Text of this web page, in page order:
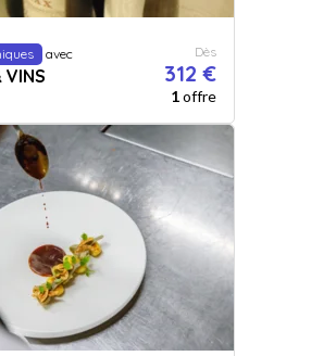
avec
VINS
Dès
312 €
1offre